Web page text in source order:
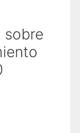
sobre